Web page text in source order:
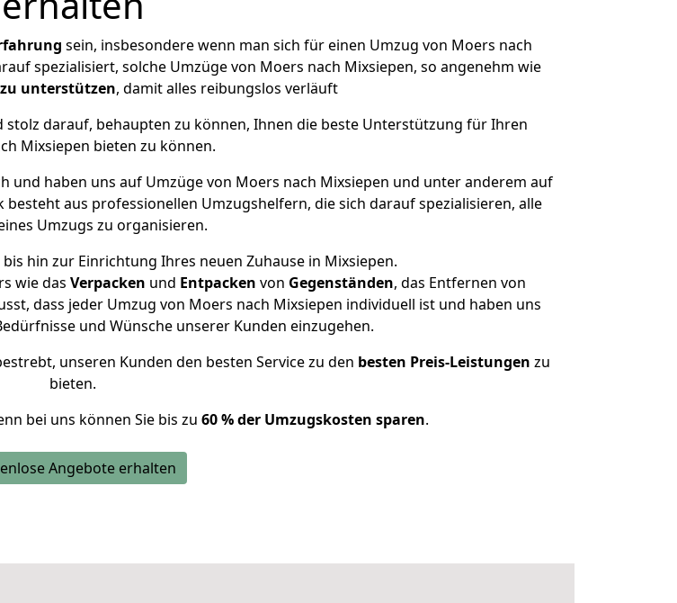
sein, insbesondere wenn man sich für einen Umzug von Moers nach
spezialisiert, solche Umzüge von Moers nach Mixsiepen, so angenehm wie
zu unterstützen, damit alles reibungslos verläuft
stolz darauf, behaupten zu können, Ihnen die beste Unterstützung für Ihren
Mixsiepen bieten zu können.
und haben uns auf Umzüge von Moers nach Mixsiepen und unter anderem auf
besteht aus professionellen Umzugshelfern, die sich darauf spezialisieren, alle
Umzugs zu organisieren.
hin zur Einrichtung Ihres neuen Zuhause in Mixsiepen.
wie das Verpacken und Entpacken von Gegenständen, das Entfernen von
dass jeder Umzug von Moers nach Mixsiepen individuell ist und haben uns
und Wünsche unserer Kunden einzugehen.
unseren Kunden den besten Service zu den besten Preis-Leistungen zu
bieten.
bei uns können Sie bis zu 60 % der Umzugskosten sparen.
Angebote erhalten